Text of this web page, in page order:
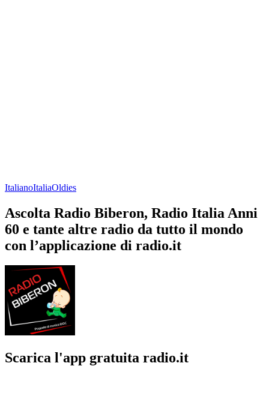
ItalianoItaliaOldies
Ascolta Radio Biberon, Radio Italia Anni
60 e tante altre radio da tutto il mondo
con l’applicazione di radio.it
Scarica l'app gratuita radio.it